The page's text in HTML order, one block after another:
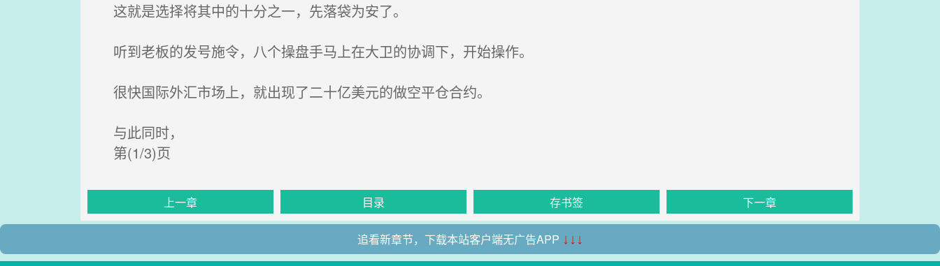
这就是选择将其中的十分之一，先落袋为安了。
听到老板的发号施令，八个操盘手马上在大卫的协调下，开始操作。
很快国际外汇市场上，就出现了二十亿美元的做空平仓合约。
与此同时，
第(1/3)页
上一章 目录 存书签 下一章
追看新章节，下载本站客户端无广告APP ↓↓↓